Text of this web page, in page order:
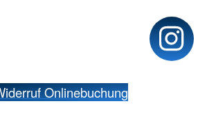
Onlinebuchung